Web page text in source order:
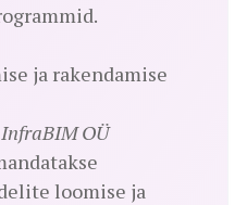
ja rakendamise
OÜ
loomise ja